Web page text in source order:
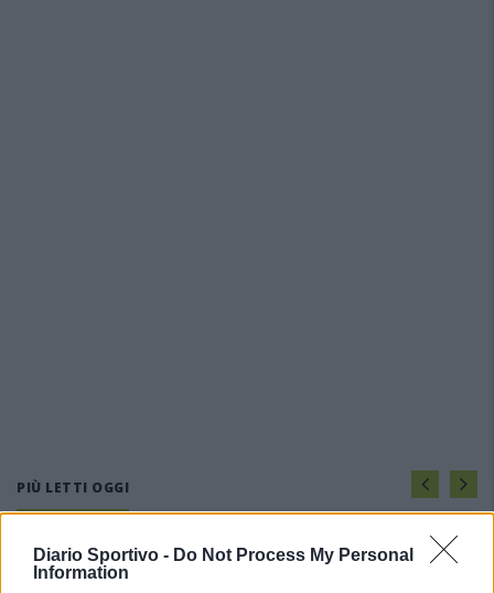
Diario Sportivo - Do Not Process My Personal
Information
PIÙ LETTI OGGI
Il Buddusò in mani sicure con Mario Fadda, il